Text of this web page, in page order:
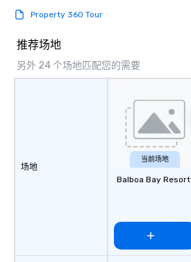
weddings all over the planet! We are
ready to provide you with the perfect
soundtrack to enhance every moment
of your special day! From setting the
creating a swinging vibe for cocktail
hour, to providing some sultry sounds
for dinner which lead right into an
unforgettable all night dance party!
Pop Nouveau will be there every step
of the way to make planning your
Property 360 Tour
推荐场地
另外 24 个场地匹配您的需要
场地
当前场地
Balboa Bay Resort